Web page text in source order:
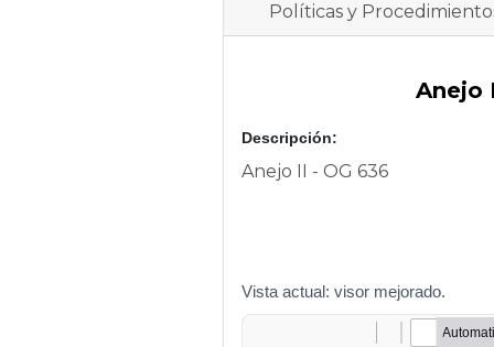
Políticas y
Anejo
Descripción:
Anejo II - OG 636
Vista actual: visor mejorado.